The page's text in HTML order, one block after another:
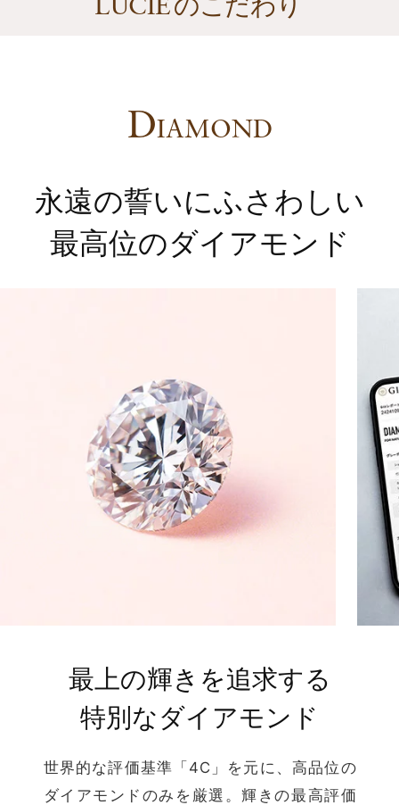
LUCIE
DIAMOND
永遠の誓いにふさわしい
最高位のダイアモンド
最上の輝きを追求する
特別なダイアモンド
世界的な評価基準「4C」を元に、高品位の
ダイアモンドのみを厳選。輝きの最高評価